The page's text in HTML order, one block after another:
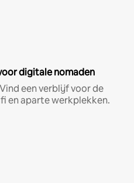
digitale nomaden
een verblijf voor de
en aparte werkplekken.